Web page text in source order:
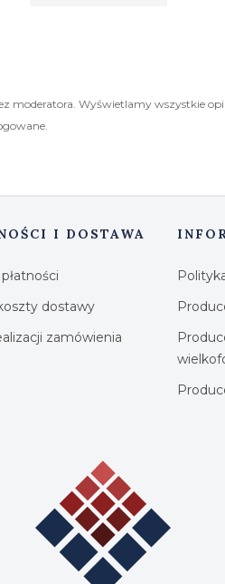
moderatora. Wyświetlamy wszystkie
I DOSTAWA
dostawy
zamówienia